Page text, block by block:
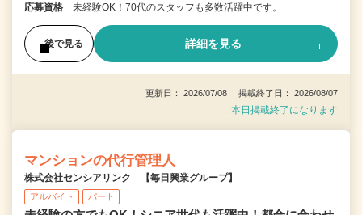
応募資格 未経験OK！70代のスタッフも多数活躍中です。
後で見る 詳細を見る
更新日： 2026/07/08 掲載終了日： 2026/08/07
本日掲載終了になります
マンションの代行管理人
株式会社センシアリンク 【毎日興業グループ】
アルバイト パート